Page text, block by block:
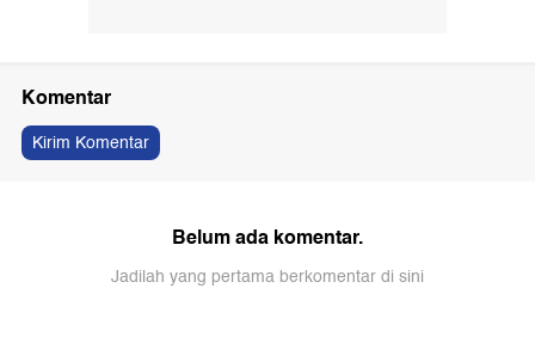
Komentar
Kirim Komentar
Belum ada komentar.
Jadilah yang pertama berkomentar di sini